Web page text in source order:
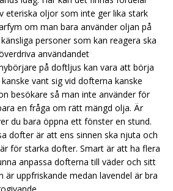
eteriska oljor som inte ger lika stark
om man bara använder oljan på
personer som kan reagera ska
användandet
på doftljus kan vara att börja
vant sig vid dofterna kanske
besökare så man inte använder för
en fråga om rätt mängd olja. Är
du bara öppna ett fönster en stund.
dofter är att ens sinnen ska njuta och
för starka dofter. Smart är att ha flera
anpassa dofterna till väder och sitt
är uppfriskande medan lavendel är bra